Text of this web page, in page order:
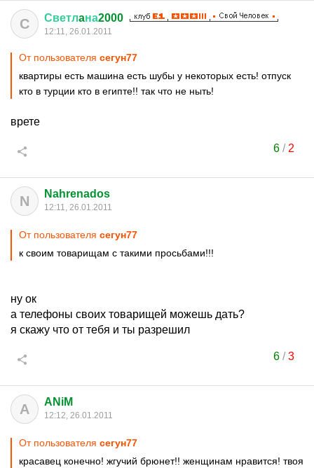
С Светлaна2000
12:11, 26.01.2011
От пользователя сегун77
квартиры есть машина есть шубы у некоторых есть! отпуск
кто в турции кто в египте!! так что не ныть!
врете
6/ 2
N Nahrenados
12:11, 26.01.2011
От пользователя сегун77
к своим товарищам с такими просьбами!!!
ну ок
а телефоны своих товарищей можешь дать?
я скажу что от тебя и ты разрешил
6/ 3
A ANiM
12:12, 26.01.2011
От пользователя сегун77
красавец конечно! жгучий брюнет!! женщинам нравится! твоя